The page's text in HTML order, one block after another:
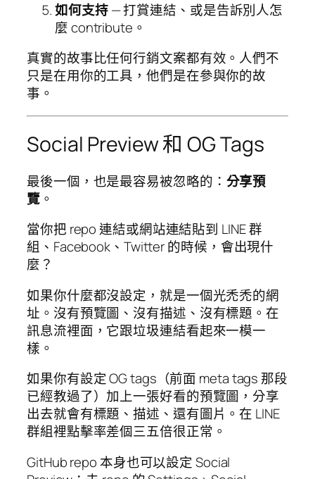
如何支持— 打賞連結、或是告訴別人怎
麼 contribute。
真實的故事比任何行銷文案都有效。人們不
只是在用你的工具，他們是在參與你的故
事。
Social Preview 和 OG Tags
最後一個，也是最容易被忽略的： 分享預
覽。
當你把 repo 連結或網站連結貼到 LINE 群
組、Facebook、Twitter 的時候，會出現什
麼？
如果你什麼都沒設定，就是一個光禿禿的網
址。沒有預覽圖、沒有描述、沒有標題。在
訊息流裡面，它跟垃圾連結看起來一模一
樣。
如果你有設定 OG tags（前面 meta tags 那段
已經教過了）加上一張好看的預覽圖，分享
出去就會有標題、描述、還有圖片。在 LINE
群組裡點擊率差個三五倍很正常。
GitHub repo 本身也可以設定 Social